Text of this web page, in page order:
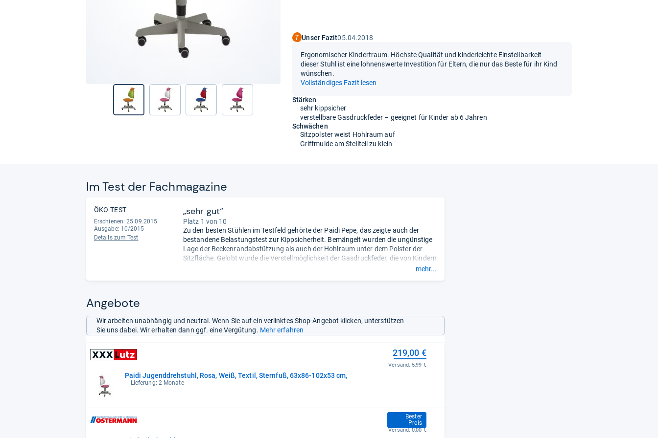
nächste
Unser Fazit05.04.2018
Ergonomischer Kindertraum. Höchste Qualität und kinderleichte Einstellbarkeit -
dieser Stuhl ist eine lohnenswerte Investition für Eltern, die nur das Beste für ihr Kind
wünschen.
Vollständiges Fazit lesen
Stärken
sehr kippsicher
verstellbare Gasdruckfeder – geeignet für Kinder ab 6 Jahren
Schwächen
Sitzpolster weist Hohlraum auf
Griffmulde am Stellteil zu klein
Im Test der Fach­ma­ga­zine
ÖKO-TEST
Erschienen: 25.09.2015
Ausgabe: 10/2015
Details zum Test
„sehr gut“
Platz 1 von 10
Zu den besten Stühlen im Testfeld gehörte der Paidi Pepe, das zeigte auch der
bestandene Belastungstest zur Kippsicherheit. Bemängelt wurden die ungünstige
Lage der Beckenrandabstützung als auch der Hohlraum unter dem Polster der
Sitzfläche. Gelobt wurde die Verstellmöglichkeit der Gasdruckfeder, die von Kindern
ab 6 Jahren problemlos benutzt werden kann. Lediglich die Griffmulde am Stellteil
mehr...
Angebote
Wir arbeiten unabhängig und neutral. Wenn Sie auf ein verlinktes Shop-Angebot klicken, unterstützen
Sie uns dabei. Wir erhalten dann ggf. eine Vergütung. Mehr erfahren
Paidi Jugenddrehstuhl, Rosa, Weiß, Textil, Sternfuß, 63x86-102x53 cm,
Lieferung: 2 Monate
219,00 €
Versand: 5,99 €
Bester
Preis
222,00 €
Versand:0,00 €